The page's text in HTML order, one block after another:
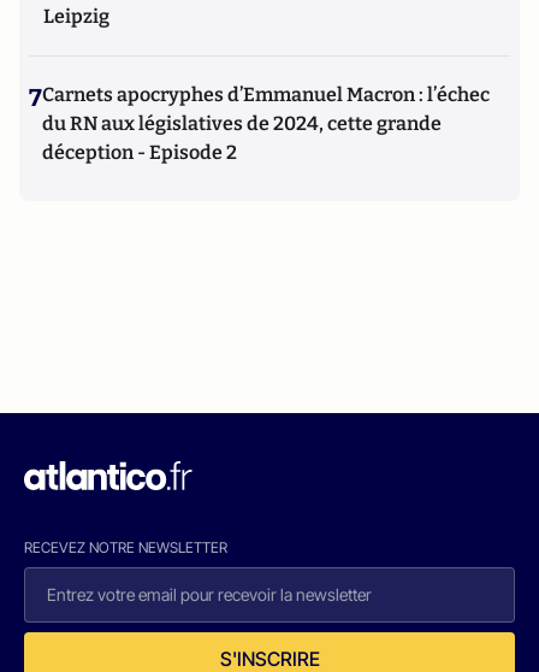
Leipzig
7Carnets apocryphes d’Emmanuel Macron : l’échec
du RN aux législatives de 2024, cette grande
déception - Episode 2
RECEVEZ NOTRE NEWSLETTER
S'INSCRIRE